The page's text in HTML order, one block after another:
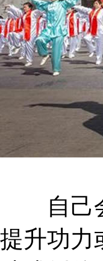
自己会
提升功力